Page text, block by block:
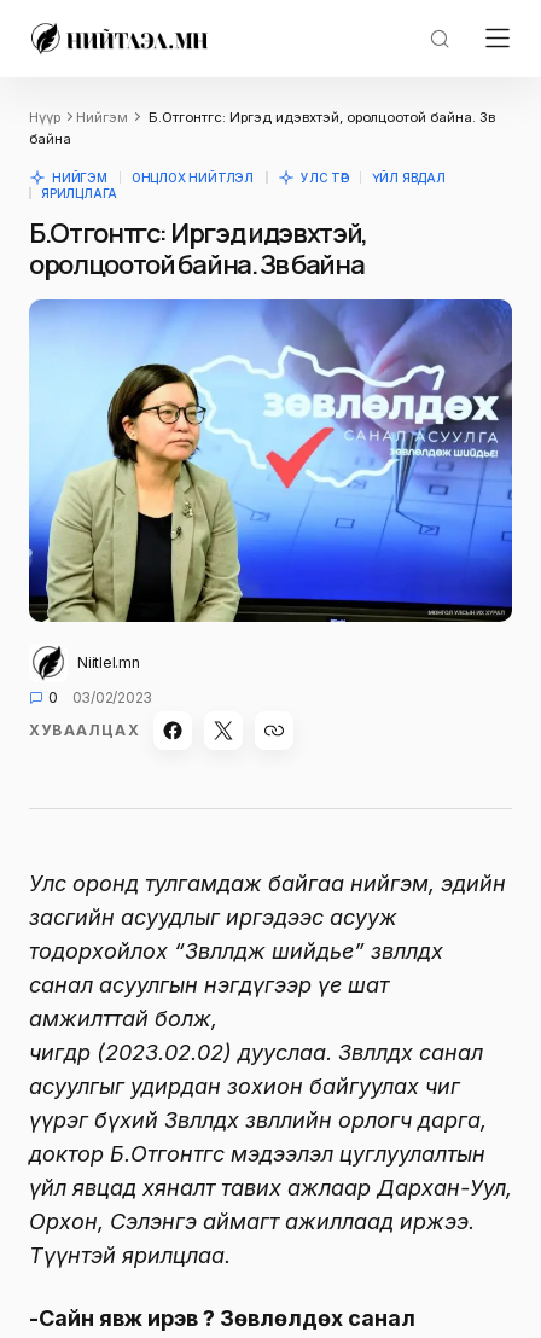
Нүүр Нийгэм
Б.Отгонтөгс: Иргэд идэвхтэй, оролцоотой байна. Зөв
байна
НИЙГЭМ ОНЦЛОХ НИЙТЛЭЛ УЛС ТӨР
ҮЙЛ ЯВДАЛ
ЯРИЛЦЛАГА
Б.Отгонтөгс: Иргэд идэвхтэй,
оролцоотой байна. Зөв байна
Niitlel.mn
0
03/02/2023
ХУВААЛЦАХ
Улс оронд тулгамдаж байгаа нийгэм, эдийн
засгийн асуудлыг иргэдээс асууж
тодорхойлох “Зөвлөлдөж шийдье” зөвлөлдөх
санал асуулгын нэгдүгээр үе шат
амжилттай болж,
өчигдөр (2023.02.02) дууслаа. Зөвлөлдөх санал
асуулгыг удирдан зохион байгуулах чиг
үүрэг бүхий Зөвлөлдөх зөвлөлийн орлогч дарга,
доктор Б.Отгонтөгс мэдээлэл цуглуулалтын
үйл явцад хяналт тавих ажлаар Дархан-Уул,
Орхон, Сэлэнгэ аймагт ажиллаад иржээ.
Түүнтэй ярилцлаа.
-Сайн явж ирэв үү? Зөвлөлдөх санал